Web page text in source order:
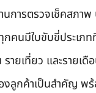
การตรวจเช็คสภา
คนมีใบขับขี่ประเ
ายเที่ยว และรายเ
งลูกค้าเป็นสำคัญ พ